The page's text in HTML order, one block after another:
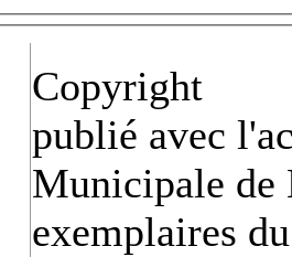
Copyright
publié avec
Municipale de
exemplaires